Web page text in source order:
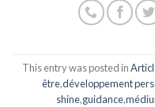
This entry was posted in
être,développement
shine,guidance,